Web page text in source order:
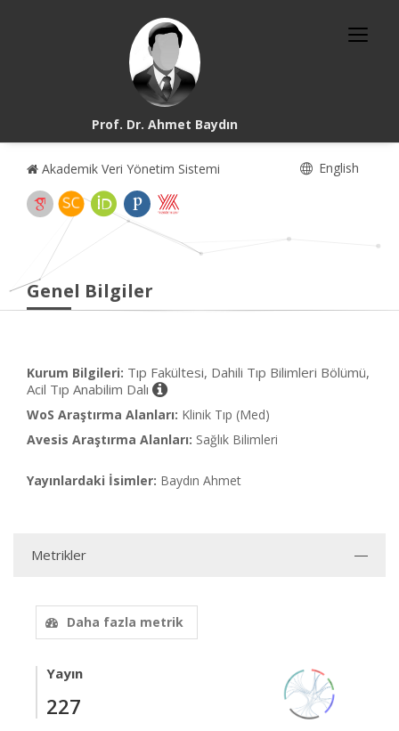
Prof. Dr. Ahmet Baydın
Akademik Veri Yönetim Sistemi English
Genel Bilgiler
Kurum Bilgileri: Tıp Fakültesi, Dahili Tıp Bilimleri Bölümü,
Acil Tıp Anabilim Dalı
WoS Araştırma Alanları: Klinik Tıp (Med)
Avesis Araştırma Alanları: Sağlık Bilimleri
Yayınlardaki İsimler: Baydın Ahmet
Metrikler
Daha fazla metrik
Yayın
227